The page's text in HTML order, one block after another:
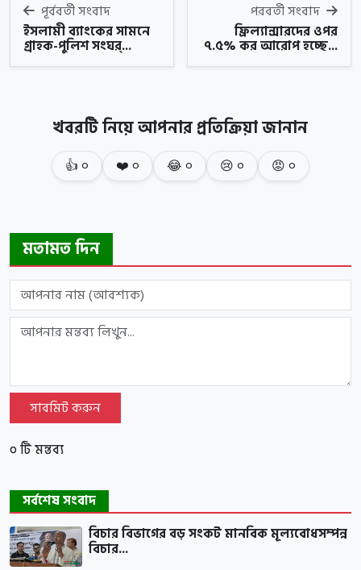
পূর্ববর্তী সংবাদ
ইসলামী ব্যাংকের সামনে
গ্রাহক-পুলিশ সংঘর্...
পরবর্তী সংবাদ
ফ্রিল্যান্সারদের ওপর
৭.৫% কর আরোপ হচ্ছে...
খবরটি নিয়ে আপনার প্রতিক্রিয়া জানান
👍০ ❤️০ 😂০ 😢০ 😡০
মতামত দিন
সাবমিট করুন
০ টি মন্তব্য
সর্বশেষ সংবাদ
বিচার বিভাগের বড় সংকট মানবিক মূল্যবোধসম্পন্ন
বিচার...